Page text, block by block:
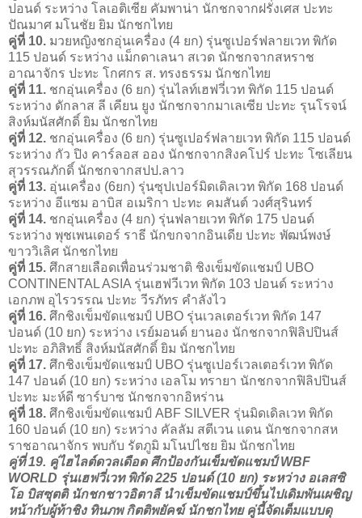
ปอนด์ ระหว่าง โลเอติเซีย คัมพาน่า นักชกจากฝรั่งเศส ปะทะ
ปัณมาศ มโนชัย ยิม นักชกไทย
คู่ที่ 10. มวยหญิงชกอุ่นเครื่อง (4 ยก) รุ่นซูเปอร์ฟลายเวท พิกัด
115 ปอนด์ ระหว่าง แม็กดาเลนา สเวด นักชกจากสหราช
อาณาจักร ปะทะ โกศกร ส. ทรงธรรม นักชกไทย
คู่ที่ 11. ชกอุ่นเครื่อง (6 ยก) รุ่นไลท์เฮฟวี่เวท พิกัด 115 ปอนด์
ระหว่าง ดักลาส ลี เคียน ยูง นักชกจากมาเลเซีย ปะทะ รุนโรจน์
สิงห์มนัสศักดิ์ ยิม นักชกไทย
คู่ที่ 12. ชกอุ่นเครื่อง (6 ยก) รุ่นซูเปอร์ฟลายเวท พิกัด 115 ปอนด์
ระหว่าง กัว ปิง คาร์ลอส ออง นักชกจากสิงคโปร์ ปะทะ โซเลียน
สุวรรณภักดิ์ นักชกจากสปป.ลาว
คู่ที่ 13. อุ่นเครื่อง (6ยก) รุ่นซุปเปอร์มิดเดิลเวท พิกัด 168 ปอนด์
ระหว่าง อีแซม อาบิส อเมริกา ปะทะ คมสันต์ วงศ์สุรินทร์
คู่ที่ 14. ชกอุ่นเครื่อง (4 ยก) รุ่นฟลายเวท พิกัด 175 ปอนด์
ระหว่าง พุชเพนเดอร์ ราธี นักขกจากอินเดีย ปะทะ พัฒน์พงษ์
ขาววิเลิศ นักชกไทย
คู่ที่ 15. ศึกสายเลือดเพื่อนร่วมชาติ ชิงเข็มขัดแชมป์ UBO
CONTINENTAL ASIA รุ่นเฮฟวีเวท พิกัด 103 ปอนด์ ระหว่าง
เอกภพ อุไรวรรณ ปะทะ วีรภัทร คำลังไว
คู่ที่ 16. ศึกชิงเข็มขัดแชมป์ UBO รุ่นเวลเตอร์เวท พิกัด 147
ปอนด์ (10 ยก) ระหว่าง เรย์มอนด์ ยานอง นักชกจากฟิลิปปินส์
ปะทะ อภิสิทธิ์ สิงห์มนัสศักดิ์ ยิม นักชกไทย
คู่ที่ 17. ศึกชิงเข็มขัดแชมป์ UBO รุ่นซูเปอร์เวลเตอร์เวท พิกัด
147 ปอนด์ (10 ยก) ระหว่าง เอลโม ทรายา นักชกจากฟิลิปปินส์
ปะทะ มะห์ดี ซาร์บาซ นักชกจากอิหร่าน
คู่ที่ 18. ศึกชิงเข็มขัดแชมป์ ABF SILVER รุ่นมิดเดิลเวท พิกัด
160 ปอนด์ (10 ยก) ระหว่าง คัลลัม สตีเวน แดน นักชกจากสห
ราชอาณาจักร พบกับ รัตภูมิ มโนปไชย ยิม นักชกไทย
คู่ที่ 19. คู่ไฮไลต์ดวลเดือด ศึกป้องกันเข็มขัดแชมป์ WBF
WORLD รุ่นเฮฟวี่เวท พิกัด 225 ปอนด์ (10 ยก) ระหว่าง อเลสซิ
โอ บิสซุตติ นักชกชาวอิตาลี นำเข็มขัดแชมป์ขึ้นไปเดิมพันเผชิญ
หน้ากับผู้ท้าชิง ทินภพ กิตติพยัคฆ์ นักชกไทย คู่นี้จัดเต็มแบบดุ